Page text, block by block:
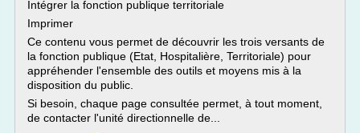
Intégrer la fonction publique territoriale
Imprimer
Ce contenu vous permet de découvrir les trois versants de
la fonction publique (Etat, Hospitalière, Territoriale) pour
appréhender l'ensemble des outils et moyens mis à la
disposition du public.
Si besoin, chaque page consultée permet, à tout moment,
de contacter l'unité directionnelle de...